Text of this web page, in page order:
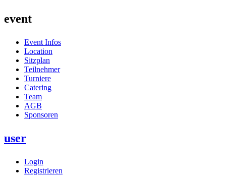
event
Event Infos
Location
Sitzplan
Teilnehmer
Turniere
Catering
Team
AGB
Sponsoren
user
Login
Registrieren